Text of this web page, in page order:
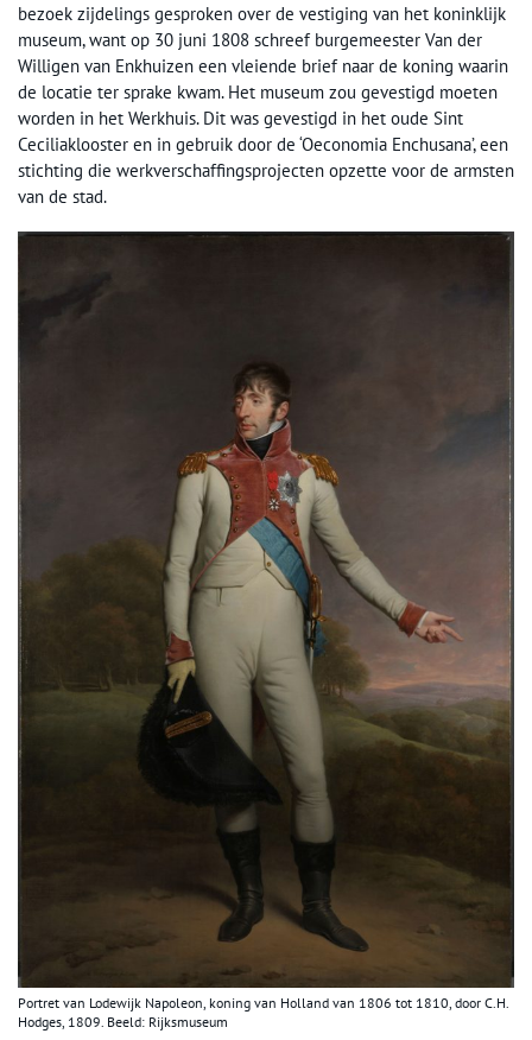
bezoek zijdelings gesproken over de vestiging van het koninklijk
museum, want op 30 juni 1808 schreef burgemeester Van der
Willigen van Enkhuizen een vleiende brief naar de koning waarin
de locatie ter sprake kwam. Het museum zou gevestigd moeten
worden in het Werkhuis. Dit was gevestigd in het oude Sint
Ceciliaklooster en in gebruik door de ‘Oeconomia Enchusana’, een
stichting die werkverschaffingsprojecten opzette voor de armsten
van de stad.
Portret van Lodewijk Napoleon, koning van Holland van 1806 tot 1810, door C.H.
Hodges, 1809. Beeld: Rijksmuseum